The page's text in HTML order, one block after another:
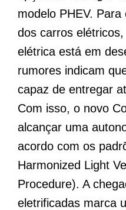
modelo PHEV.
dos carros
elétrica está em
rumores indicam
capaz de entregar
Com isso, o novo
alcançar uma
acordo com os
Harmonized Light
Procedure). A
eletrificadas marca